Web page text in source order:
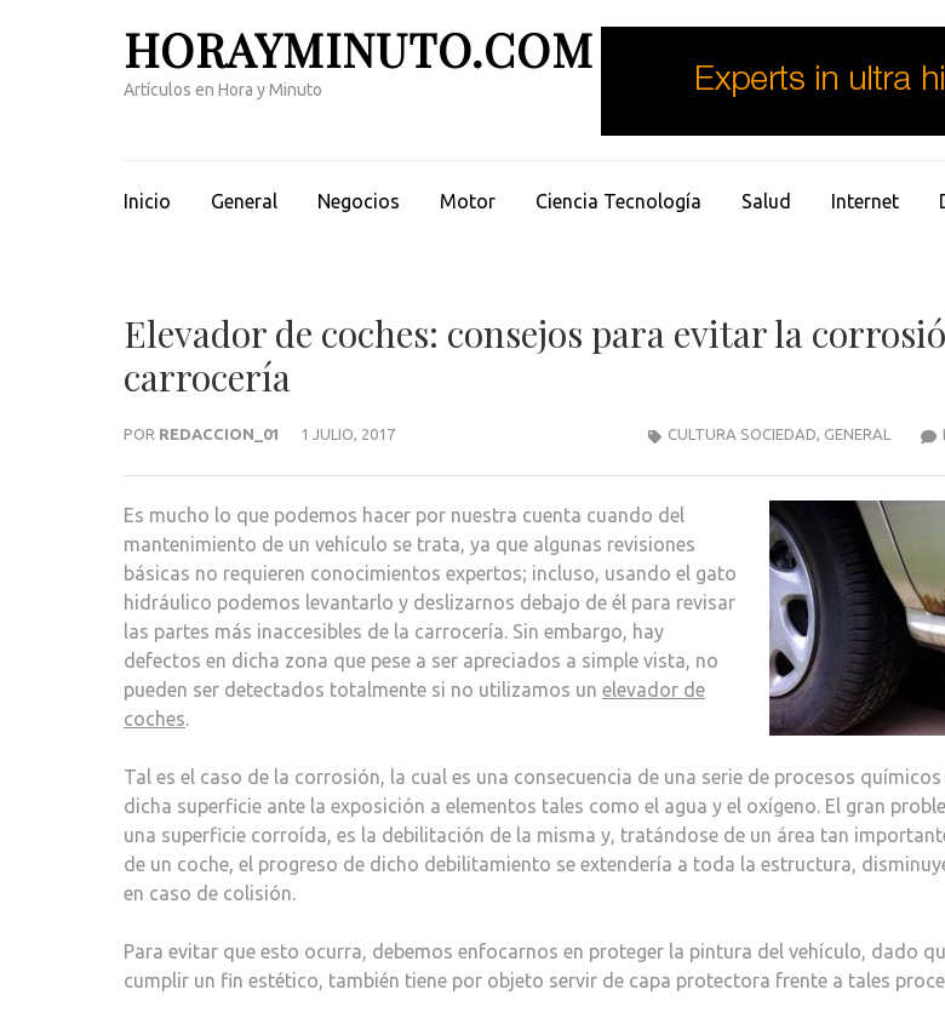
HORAYMINUTO.COM
Artículos en Hora y Minuto
Inicio General Negocios Motor Ciencia Tecnología Salud Internet
Elevador de coches: consejos para evitar la
carrocería
POR REDACCION_01 1 JULIO, 2017 CULTURA SOCIEDAD, GENERAL
Es mucho lo que podemos hacer por nuestra cuenta cuando del
mantenimiento de un vehículo se trata, ya que algunas revisiones
básicas no requieren conocimientos expertos; incluso, usando el gato
hidráulico podemos levantarlo y deslizarnos debajo de él para revisar
las partes más inaccesibles de la carrocería. Sin embargo, hay
defectos en dicha zona que pese a ser apreciados a simple vista, no
pueden ser detectados totalmente si no utilizamos un elevador de
coches.
Tal es el caso de la corrosión, la cual es una consecuencia de una serie de procesos
dicha superficie ante la exposición a elementos tales como el agua y el oxígeno. El gran
una superficie corroída, es la debilitación de la misma y, tratándose de un área tan
de un coche, el progreso de dicho debilitamiento se extendería a toda la estructura,
en caso de colisión.
Para evitar que esto ocurra, debemos enfocarnos en proteger la pintura del vehículo, dado
cumplir un fin estético, también tiene por objeto servir de capa protectora frente a tales